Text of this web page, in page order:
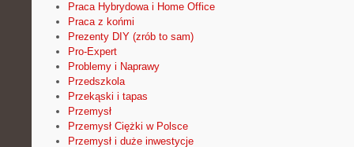
Praca Hybrydowa i Home Office
Praca z końmi
Prezenty DIY (zrób to sam)
Pro-Expert
Problemy i Naprawy
Przedszkola
Przekąski i tapas
Przemysł
Przemysł Ciężki w Polsce
Przemysł i duże inwestycje